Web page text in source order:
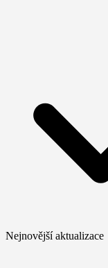
Nejnovější aktualizace